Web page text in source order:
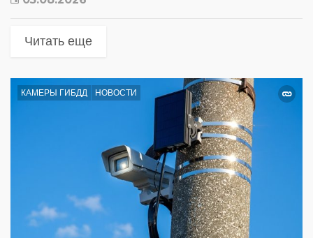
Читать еще
КАМЕРЫ ГИБДД НОВОСТИ